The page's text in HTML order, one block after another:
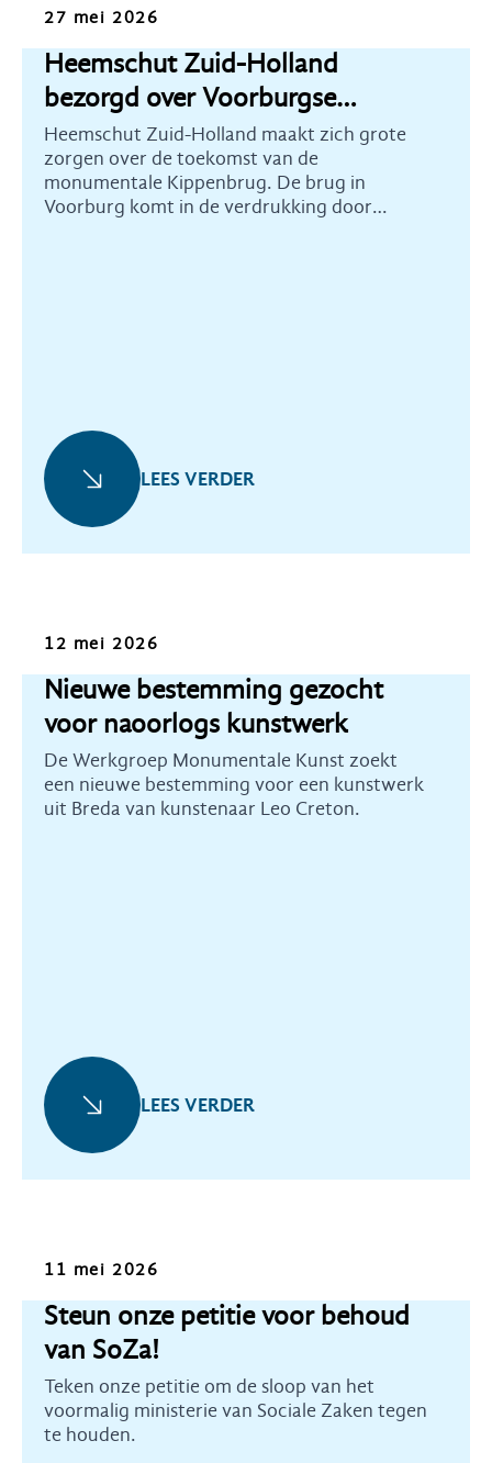
Nieuws
27 mei 2026
Heemschut Zuid-Holland
bezorgd over Voorburgse
Kippenbrug
Heemschut Zuid-Holland maakt zich grote
zorgen over de toekomst van de
monumentale Kippenbrug. De brug in
Voorburg komt in de verdrukking door
LEES VERDER
Oproep
12 mei 2026
Nieuwe bestemming gezocht
voor naoorlogs kunstwerk
De Werkgroep Monumentale Kunst zoekt
een nieuwe bestemming voor een kunstwerk
uit Breda van kunstenaar Leo Creton.
LEES VERDER
Oproep
11 mei 2026
Steun onze petitie voor behoud
van SoZa!
Teken onze petitie om de sloop van het
voormalig ministerie van Sociale Zaken tegen
te houden.